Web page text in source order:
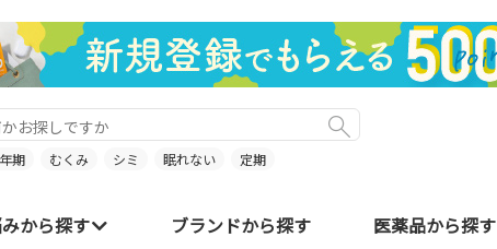
期 むくみ シミ 眠れない 定期
から探す ブランドから探す 医薬品から探す